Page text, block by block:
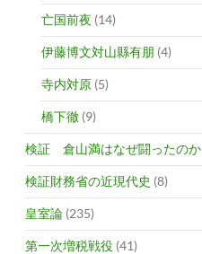
亡国前夜 (14)
伊藤博文対山縣有朋 (4)
寺内対原 (5)
橋下徹 (9)
検証 倉山満はなぜ闘ったのか
検証財務省の近現代史 (8)
皇室論 (235)
第一次増税戦役 (41)